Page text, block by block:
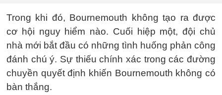
Trong khi đó, Bournemouth không tạo ra được
cơ hội nguy hiểm nào. Cuối hiệp một, đội chủ
nhà mới bắt đầu có những tình huống phản công
đánh chú ý. Sự thiếu chính xác trong các đường
chuyền quyết định khiến Bournemouth không có
bàn thắng.